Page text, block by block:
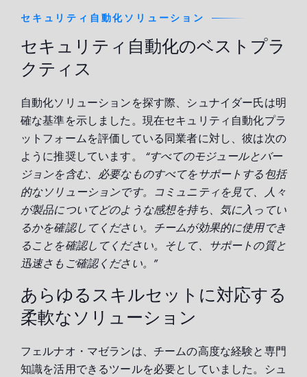
セキュリティ自動化ソリューション
セキュリティ自動化のベストプラ
クティス
自動化ソリューションを探す際、シュナイダー氏は明
確な基準を示しました。現在セキュリティ自動化プラ
ットフォームを評価している同業者に対し、彼は次の
ように推奨しています。 “すべてのモジュールとバー
ジョンを含む、必要なものすべてをサポートする包括
的なソリューションです。コミュニティを見て、人々
が製品についてどのような感想を持ち、気に入ってい
るかを確認してください。チームが効果的に使用でき
ることを確認してください。そして、サポートの質と
迅速さもご確認ください。”
あらゆるスキルセットに対応する
柔軟なソリューション
フェルナオ・マゼランは、チームの高度な経験と専門
知識を活用できるツールを必要としていました。シュ